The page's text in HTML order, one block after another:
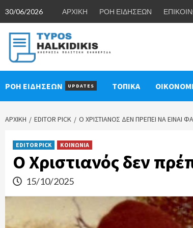
content
30/06/2026 ΑΡΧΙΚΗ ΡΟΗ ΕΙΔΗΣΕΩΝ
ΡΟΗ ΕΙΔΗΣΕΩΝ UPDATES ΤΟΠΙΚΑ
ΑΡΧΙΚΉ EDITOR PICK Ο ΧΡΙΣΤΙΑΝΌΣ ΔΕΝ ΠΡΈΠΕΙ ΝΑ ΕΊΝΑΙ
EDITOR PICK ΚΟΙΝΩΝΙΑ
Ο Χριστιανός δεν
15/10/2025